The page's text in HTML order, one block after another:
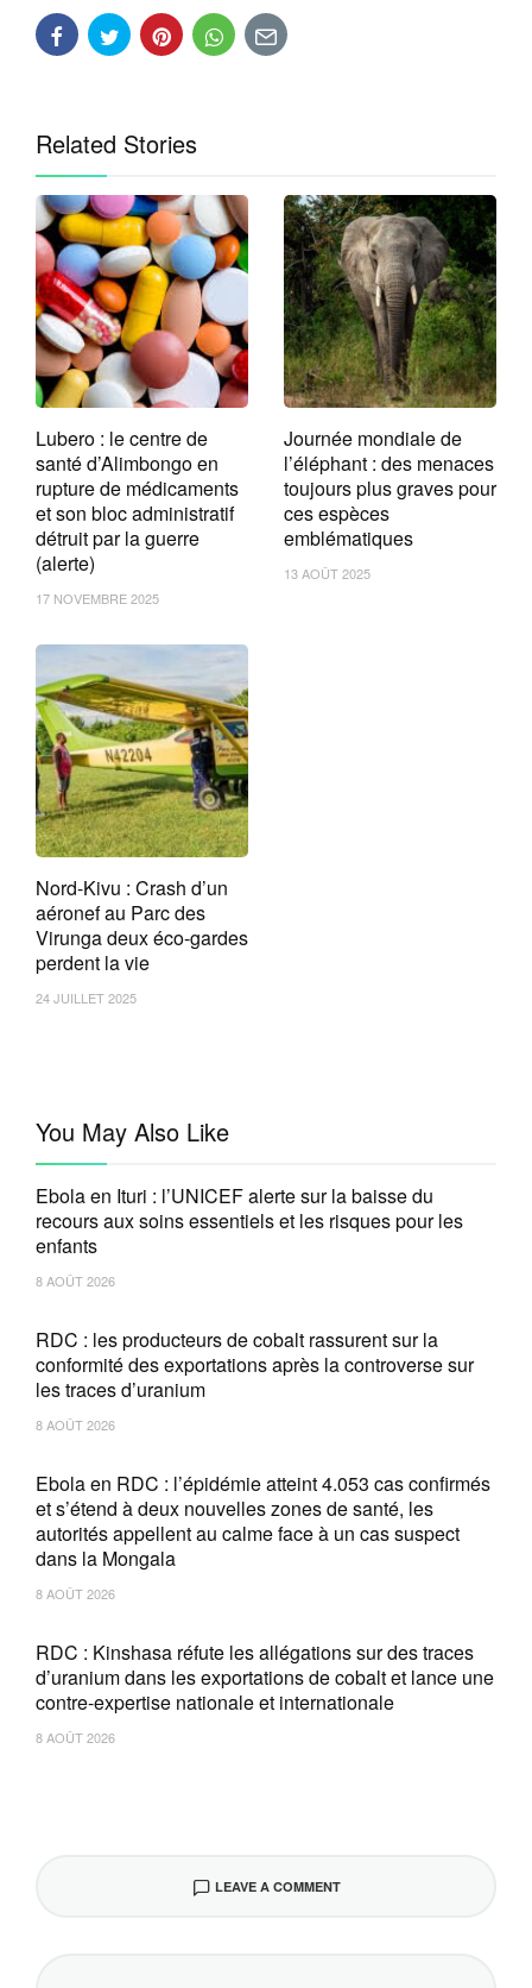
Related Stories
Lubero : le centre de
santé d’Alimbongo en
rupture de médicaments
et son bloc administratif
détruit par la guerre
(alerte)
17 NOVEMBRE 2025
Journée mondiale de
l’éléphant : des menaces
toujours plus graves pour
ces espèces
emblématiques
13 AOÛT 2025
Nord-Kivu : Crash d’un
aéronef au Parc des
Virunga deux éco-gardes
perdent la vie
24 JUILLET 2025
You May Also Like
Ebola en Ituri : l’UNICEF alerte sur la baisse du
recours aux soins essentiels et les risques pour les
enfants
8 AOÛT 2026
RDC : les producteurs de cobalt rassurent sur la
conformité des exportations après la controverse sur
les traces d’uranium
8 AOÛT 2026
Ebola en RDC : l’épidémie atteint 4.053 cas confirmés
et s’étend à deux nouvelles zones de santé, les
autorités appellent au calme face à un cas suspect
dans la Mongala
8 AOÛT 2026
RDC : Kinshasa réfute les allégations sur des traces
d’uranium dans les exportations de cobalt et lance une
contre-expertise nationale et internationale
8 AOÛT 2026
LEAVE A COMMENT